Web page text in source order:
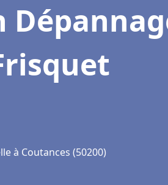
à Coutances (50200)